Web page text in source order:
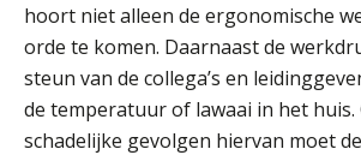
hoort niet alleen de ergonomische
orde te komen. Daarnaast de
steun van de collega’s en
de temperatuur of lawaai in het huis.
schadelijke gevolgen hiervan moet